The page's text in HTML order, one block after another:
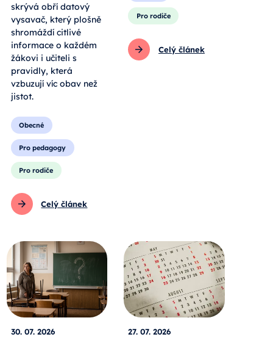
skrývá obří datový
vysavač, který plošně
shromáždí citlivé
informace o každém
žákovi i učiteli s
pravidly, která
vzbuzují víc obav než
jistot.
Obecné
Pro pedagogy
Pro rodiče
Celý článek
Pro rodiče
Celý článek
30. 07. 2026 27. 07. 2026